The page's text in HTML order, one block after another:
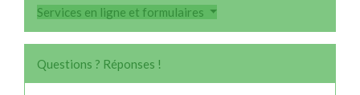
Services en ligne et formulaires
Questions ? Réponses !